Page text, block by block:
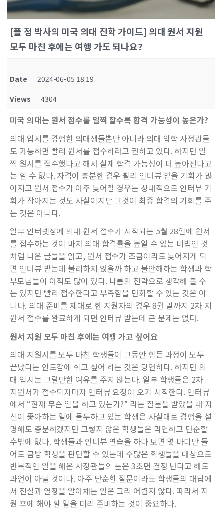
[폴 정 박사의 미국 의대 진학 가이드] 의대 원서 지원
모두 마친 후에는 여행 가도 되나요?
Date
2024-06-05 18:19
Views
4304
미국 의대는 원서 접수를 일찍 할수록 합격 가능성이 높은가?
의대 입시를 경험한 의대생들뿐만 아니라 의대 입학 사정관들
도 가능하면 빨리 원서를 접수하라고 권하고 있다. 하지만 일
찍 원서를 접수했다고 해서 실제 합격 가능성이 더 높아진다고
는 할 수 없다. 자격이 충분한 경우 빨리 인터뷰 받을 기회가 많
아지고 원서 접수가 아주 늦어질 경우는 상대적으로 인터뷰 기
회가 작아지는 것도 사실이지만 그것이 최종 합격의 기회를 주
는 것은 아니다.
일부 인터넷상에 의대 원서 접수가 시작되는 5월 28일에 원서
를 접수하는 것이 마치 의대 합격률을 높일 수 있는 비법인 것
처럼 나온 글들을 읽고, 원서 접수가 조금이라도 늦어지게 되
면 인터뷰 받는데 불리하지 않을까 하고 불안해하는 학생과 학
부모님들이 아직도 많이 있다. 나름의 전략으로 생각해 볼 수
는 있지만 빨리 접수한다고 부족함을 만회할 수 있는 것은 아
니다. 의대 준비를 제대로 한 지원자의 경우 8월 말까지 2차 지
원서 접수를 완료하게 되면 인터뷰 받는데 큰 문제는 없다.
원서 지원 모두 마친 후에는 여행 가고 싶어요
의대 지원서를 모두 마친 학생들이 그동안 힘든 과정이 모두
끝났다는 안도감에 쉬고 싶어 하는 것은 당연하다. 하지만 의
대 입시는 그럴만한 여유를 주지 않는다. 일부 학생들은 2차
지원서가 접수되자마자 인터뷰 요청이 오기 시작한다. 인터뷰
에서 “현재 무슨 일을 하고 있는가?” 라는 질문을 받았을 때 자
신이 좋아하는 일에 몰두하고 있는 학생은 사실대로 경험을 설
명해도 충분하겠지만 그렇지 않은 학생들은 막연하고 단순할
수밖에 없다. 학생들과 인터뷰 연습을 하다 보면 몇 마디만 들
어도 금방 학생을 판단할 수 있는데 수많은 학생들을 대상으로
반복적인 일을 해온 사정관들의 눈은 3초면 결정 난다고 해도
과언이 아닐 것이다. 아주 단순한 질문이라도 학생들의 대답에
서 진실과 열정을 알아채는 일은 그리 어렵지 않다. 따라서 지
원 후에 해야 할 일을 미리 준비하는 것이 중요하다.